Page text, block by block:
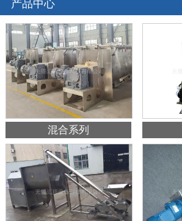
产品中心
混合系列